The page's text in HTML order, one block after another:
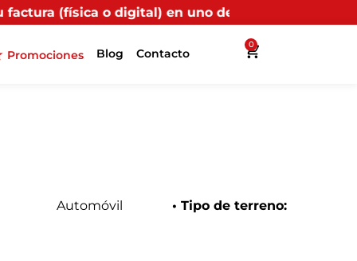
en uno de nuestros puntos propios, recibirás
Promociones Blog Contacto
0
Automóvil • Tipo de terreno: